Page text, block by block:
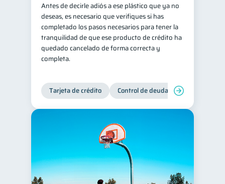
Antes de decirle adiós a ese plástico que ya no
deseas, es necesario que verifiques si has
completado los pasos necesarios para tener la
tranquilidad de que ese producto de crédito ha
quedado cancelado de forma correcta y
completa.
Tarjeta de crédito Control de deudas